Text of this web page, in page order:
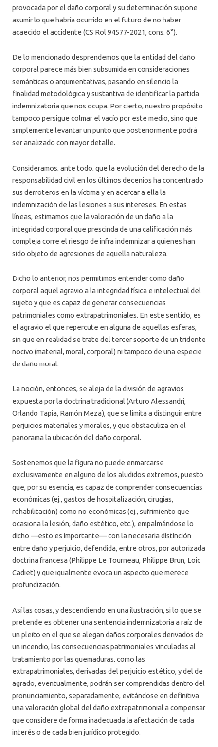
provocada por el daño corporal y su determinación supone
asumir lo que habría ocurrido en el futuro de no haber
acaecido el accidente (CS Rol 94577-2021, cons. 6°).
De lo mencionado desprendemos que la entidad del daño
corporal parece más bien subsumida en consideraciones
semánticas o argumentativas, pasando en silencio la
finalidad metodológica y sustantiva de identificar la partida
indemnizatoria que nos ocupa. Por cierto, nuestro propósito
tampoco persigue colmar el vacío por este medio, sino que
simplemente levantar un punto que posteriormente podrá
ser analizado con mayor detalle.
Consideramos, ante todo, que la evolución del derecho de la
responsabilidad civil en los últimos decenios ha concentrado
sus derroteros en la víctima y en acercar a ella la
indemnización de las lesiones a sus intereses. En estas
líneas, estimamos que la valoración de un daño a la
integridad corporal que prescinda de una calificación más
compleja corre el riesgo de infra indemnizar a quienes han
sido objeto de agresiones de aquella naturaleza.
Dicho lo anterior, nos permitimos entender como daño
corporal aquel agravio a la integridad física e intelectual del
sujeto y que es capaz de generar consecuencias
patrimoniales como extrapatrimoniales. En este sentido, es
el agravio el que repercute en alguna de aquellas esferas,
sin que en realidad se trate del tercer soporte de un tridente
nocivo (material, moral, corporal) ni tampoco de una especie
de daño moral.
La noción, entonces, se aleja de la división de agravios
expuesta por la doctrina tradicional (Arturo Alessandri,
Orlando Tapia, Ramón Meza), que se limita a distinguir entre
perjuicios materiales y morales, y que obstaculiza en el
panorama la ubicación del daño corporal.
Sostenemos que la figura no puede enmarcarse
exclusivamente en alguno de los aludidos extremos, puesto
que, por su esencia, es capaz de comprender consecuencias
económicas (ej., gastos de hospitalización, cirugías,
rehabilitación) como no económicas (ej., sufrimiento que
ocasiona la lesión, daño estético, etc.), empalmándose lo
dicho —esto es importante— con la necesaria distinción
entre daño y perjuicio, defendida, entre otros, por autorizada
doctrina francesa (Philippe Le Tourneau, Philippe Brun, Loic
Cadiet) y que igualmente evoca un aspecto que merece
profundización.
Así las cosas, y descendiendo en una ilustración, si lo que se
pretende es obtener una sentencia indemnizatoria a raíz de
un pleito en el que se alegan daños corporales derivados de
un incendio, las consecuencias patrimoniales vinculadas al
tratamiento por las quemaduras, como las
extrapatrimoniales, derivadas del perjuicio estético, y del de
agrado, eventualmente, podrán ser comprendidas dentro del
pronunciamiento, separadamente, evitándose en definitiva
una valoración global del daño extrapatrimonial a compensar
que considere de forma inadecuada la afectación de cada
interés o de cada bien jurídico protegido.